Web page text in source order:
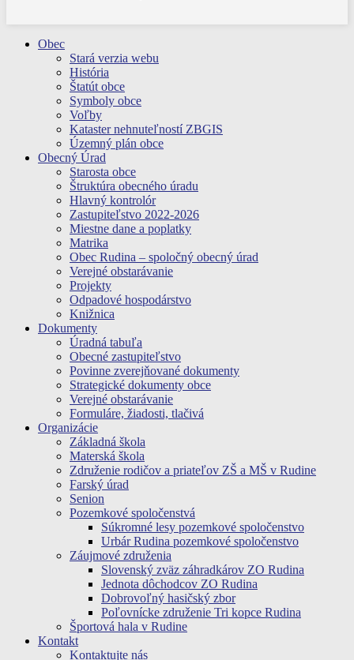
Obec
Stará verzia webu
História
Štatút obce
Symboly obce
Voľby
Kataster nehnuteľností ZBGIS
Územný plán obce
Obecný Úrad
Starosta obce
Štruktúra obecného úradu
Hlavný kontrolór
Zastupiteľstvo 2022-2026
Miestne dane a poplatky
Matrika
Obec Rudina – spoločný obecný úrad
Verejné obstarávanie
Projekty
Odpadové hospodárstvo
Knižnica
Dokumenty
Úradná tabuľa
Obecné zastupiteľstvo
Povinne zverejňované dokumenty
Strategické dokumenty obce
Verejné obstarávanie
Formuláre, žiadosti, tlačivá
Organizácie
Základná škola
Materská škola
Združenie rodičov a priateľov ZŠ a MŠ v Rudine
Farský úrad
Senion
Pozemkové spoločenstvá
Súkromné lesy pozemkové spoločenstvo
Urbár Rudina pozemkové spoločenstvo
Záujmové združenia
Slovenský zväz záhradkárov ZO Rudina
Jednota dôchodcov ZO Rudina
Dobrovoľný hasičský zbor
Poľovnícke združenie Tri kopce Rudina
Športová hala v Rudine
Kontakt
Kontaktujte nás